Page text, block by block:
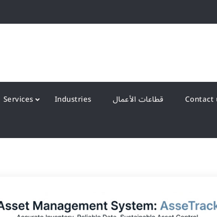
Services Industries قطاعات الأعمال